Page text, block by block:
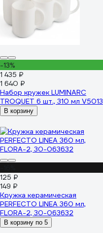
-13%
1 435 ₽
1 640 ₽
Набор кружек LUMINARC
TROQUET 6 шт., 310 мл V5013
В корзину
125 ₽
149 ₽
Кружка керамическая
PERFECTO LINEA 360 мл,
FLORA-2, 30-063632
В корзину по 5